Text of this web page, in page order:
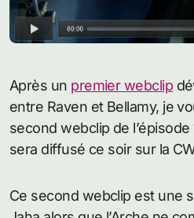
Après un premier webclip
entre Raven et Bellamy, je
second webclip de l’épisode
sera diffusé ce soir sur la
Ce second webclip est une